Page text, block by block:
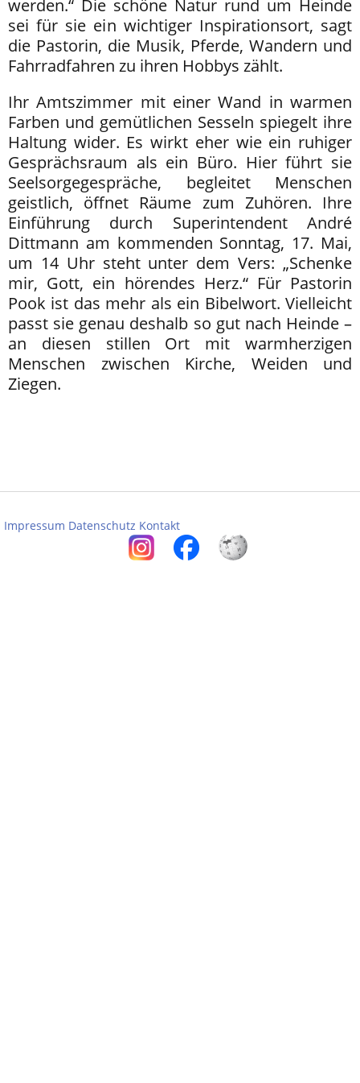
werden.“ Die schöne Natur rund um Heinde
sei für sie ein wichtiger Inspirationsort, sagt
die Pastorin, die Musik, Pferde, Wandern und
Fahrradfahren zu ihren Hobbys zählt.
Ihr Amtszimmer mit einer Wand in warmen
Farben und gemütlichen Sesseln spiegelt ihre
Haltung wider. Es wirkt eher wie ein ruhiger
Gesprächsraum als ein Büro. Hier führt sie
Seelsorgegespräche, begleitet Menschen
geistlich, öffnet Räume zum Zuhören. Ihre
Einführung durch Superintendent André
Dittmann am kommenden Sonntag, 17. Mai,
um 14 Uhr steht unter dem Vers: „Schenke
mir, Gott, ein hörendes Herz.“ Für Pastorin
Pook ist das mehr als ein Bibelwort. Vielleicht
passt sie genau deshalb so gut nach Heinde –
an diesen stillen Ort mit warmherzigen
Menschen zwischen Kirche, Weiden und
Ziegen.
Impressum Datenschutz Kontakt